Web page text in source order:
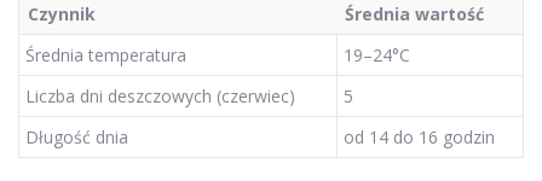
Czynnik
Średnia wartość
Średnia temperatura
19–24°C
Liczba dni deszczowych (czerwiec)
5
Długość dnia
od 14 do 16 godzin